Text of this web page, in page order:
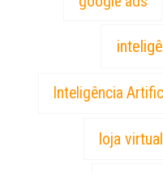
Inteligência
loja virtual